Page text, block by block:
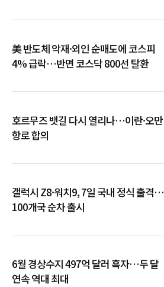
美 반도체 악재·외인 순매도에 코스피
4% 급락…반면 코스닥 800선 탈환
호르무즈 뱃길 다시 열리나…이란·오만
항로 합의
갤럭시 Z8·워치9, 7일 국내 정식 출격…
100개국 순차 출시
6월 경상수지 497억 달러 흑자…두 달
연속 역대 최대